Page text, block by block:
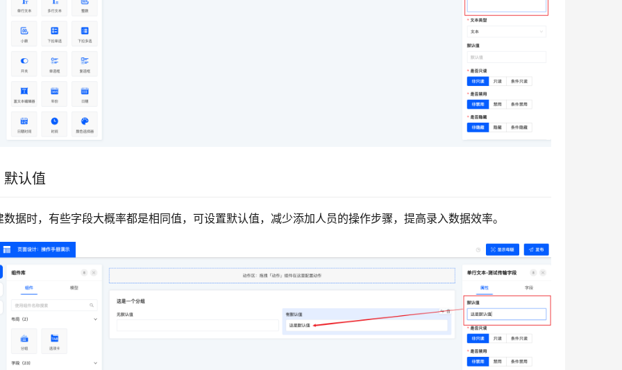
默认值
数据时，有些字段大概率都是相同值，可设置默认值，减少添加人员的操作步骤，提高录入数据效率。